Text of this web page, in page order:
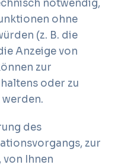
notwendig,
ohne
(z. B. die
Anzeige von
zur
oder zu
des
zur
Ihnen